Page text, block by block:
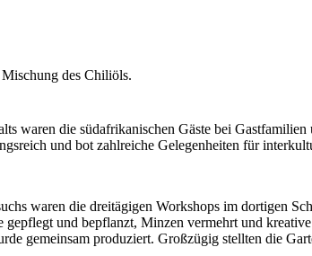
des Chiliöls.
waren die südafrikanischen Gäste bei
und bot zahlreiche Gelegenheiten für
waren die dreitägigen Workshops im dortigen
gepflegt und bepflanzt, Minzen vermehrt und
gemeinsam produziert. Großzügig stellten die